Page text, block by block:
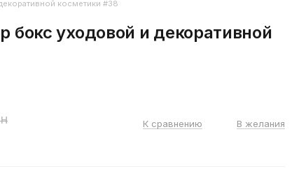
косметики #38
бокс уходовой и декоративной
К сравнению В желания